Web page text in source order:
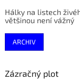
Hálky na listech
většinou není vážný
ARCHIV
Zázračný plot